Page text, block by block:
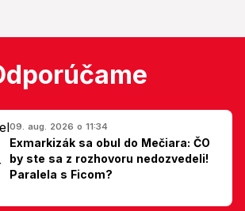
09. aug. 2026 o 11:34
Exmarkizák sa obul do Mečiara: ČO
by ste sa z rozhovoru nedozvedeli!
Paralela s Ficom?